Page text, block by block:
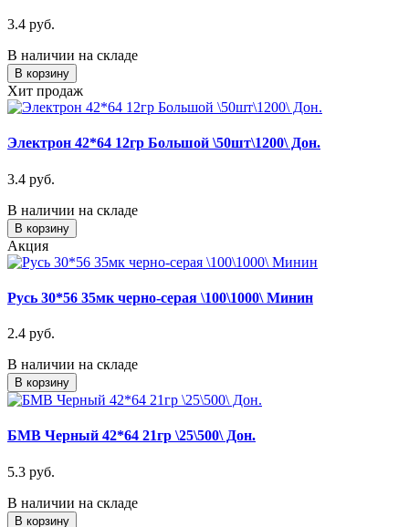
3.4 руб.
В наличии на складе
В корзину
Хит продаж
Электрон 42*64 12гр Большой \50шт\1200\ Дон.
3.4 руб.
В наличии на складе
В корзину
Акция
Русь 30*56 35мк черно-серая \100\1000\ Минин
2.4 руб.
В наличии на складе
В корзину
БМВ Черный 42*64 21гр \25\500\ Дон.
5.3 руб.
В наличии на складе
В корзину